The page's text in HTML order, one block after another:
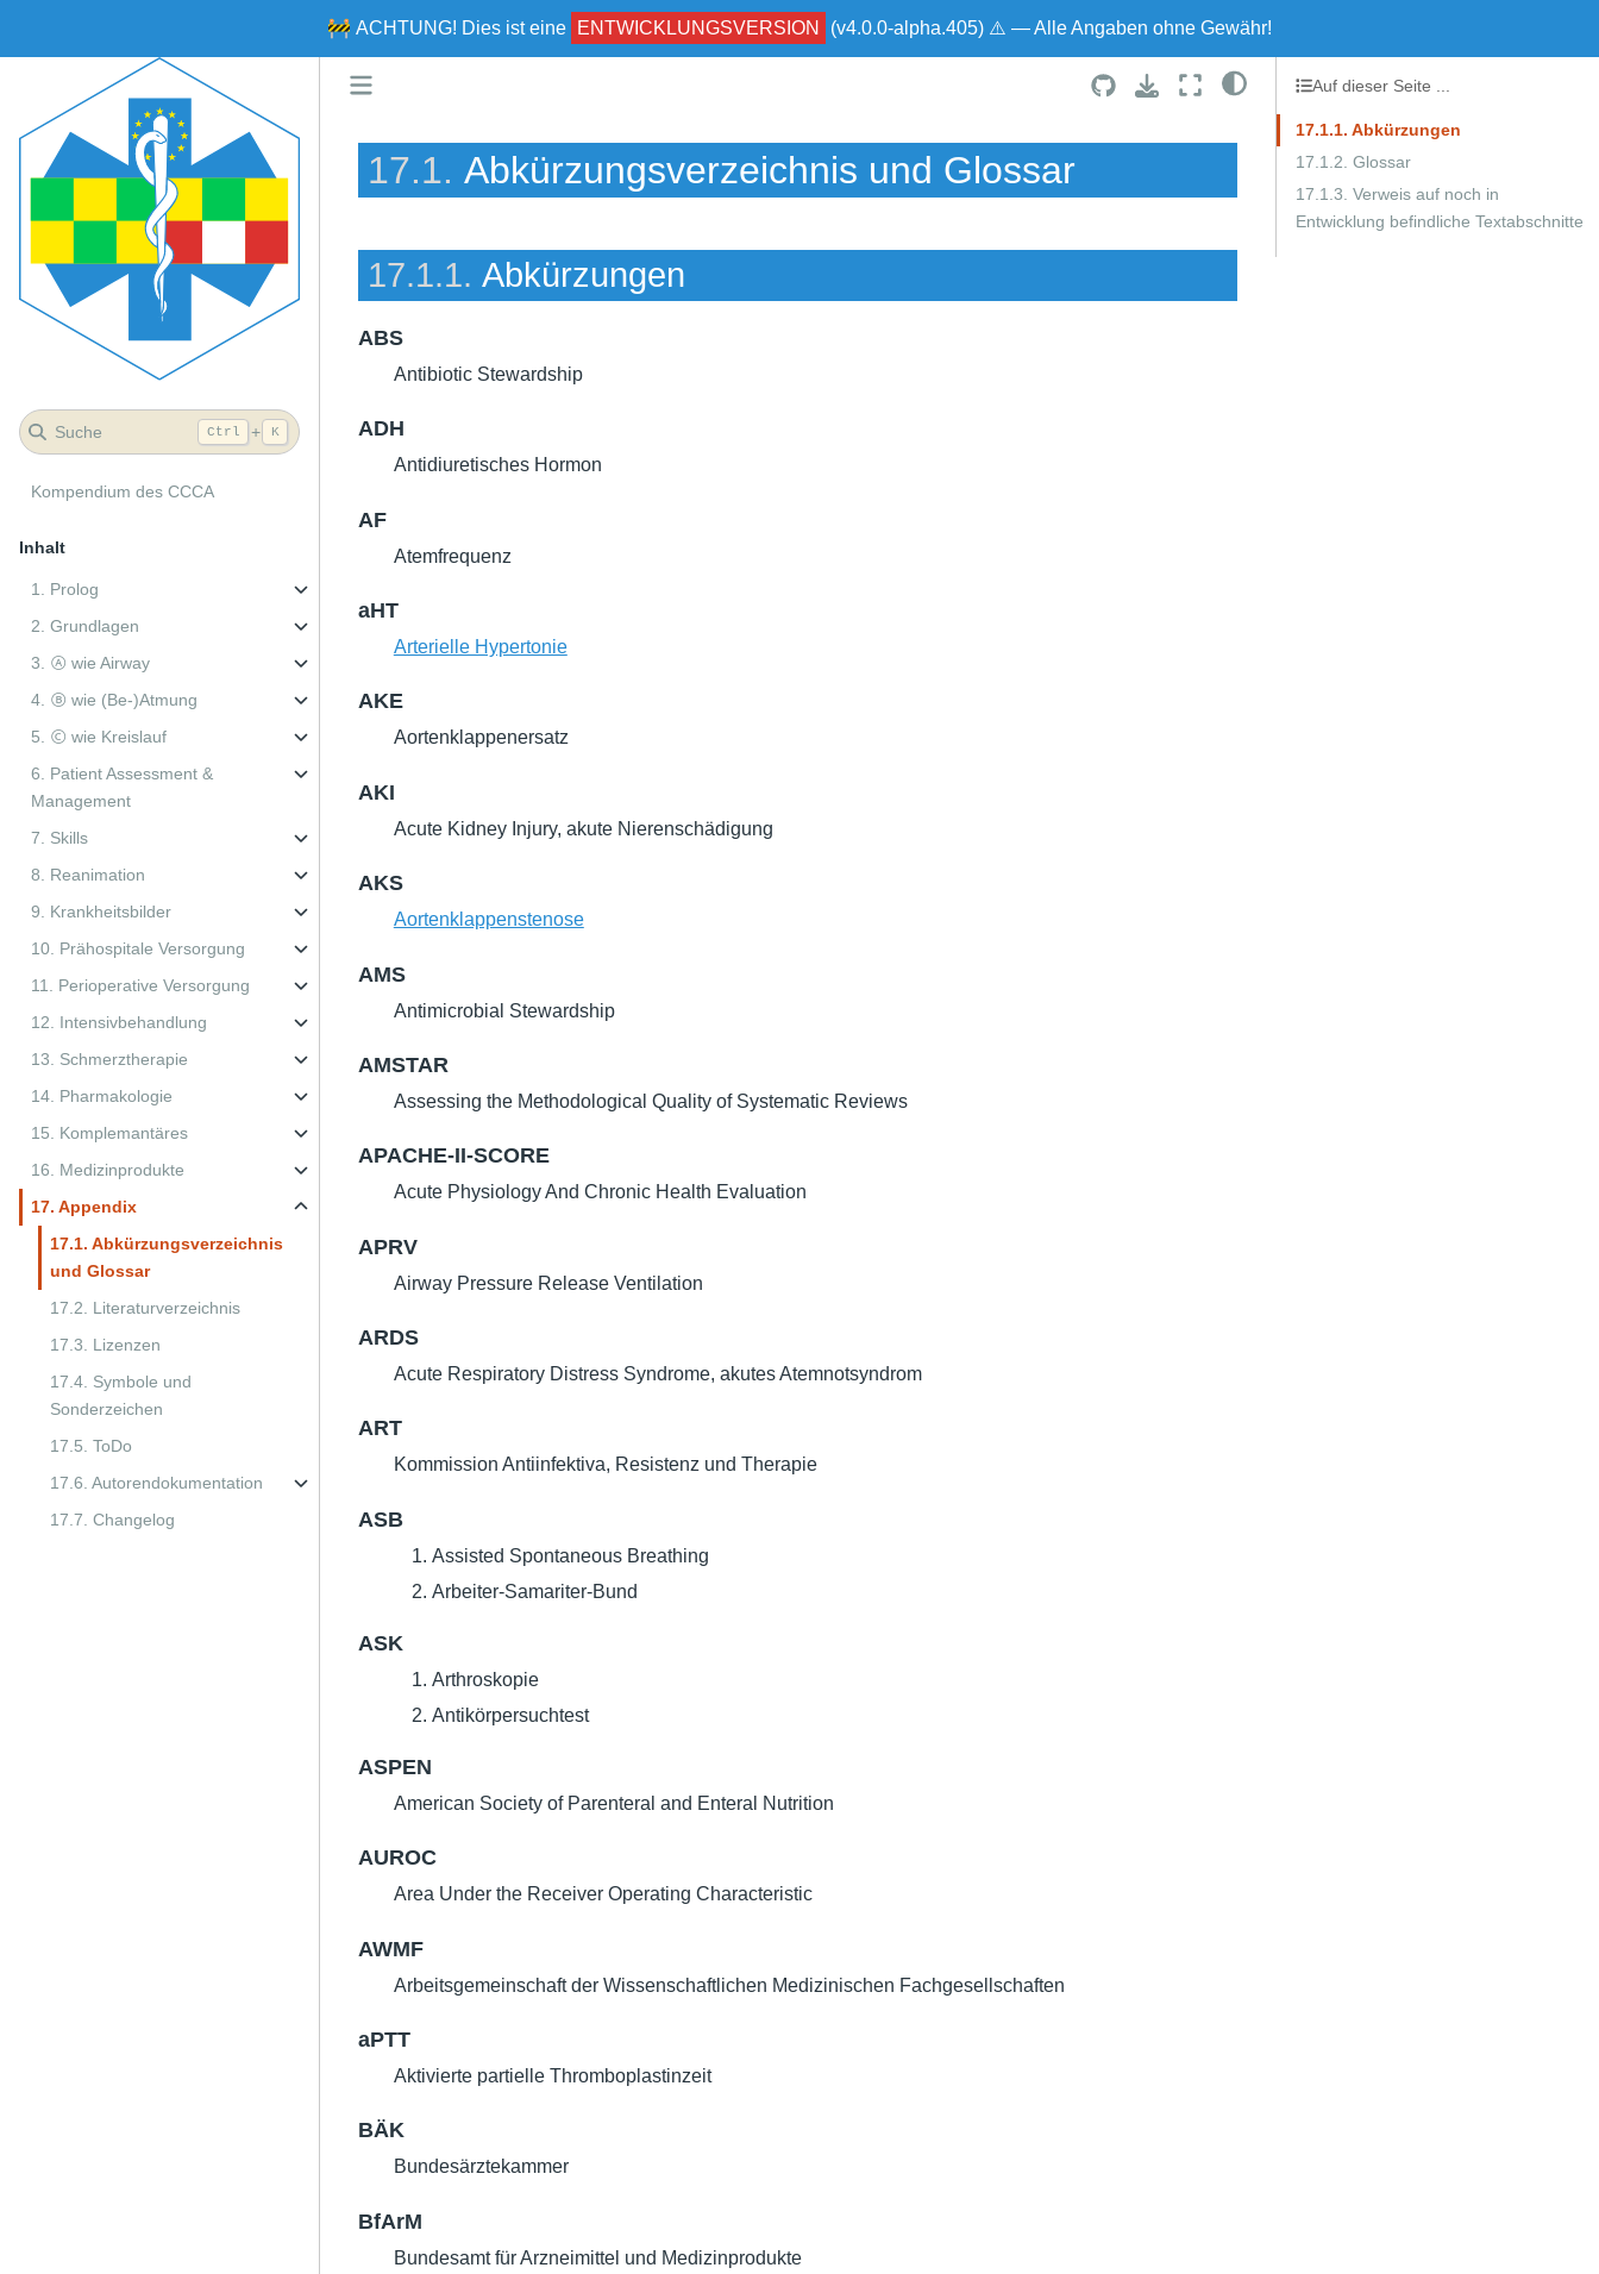
🚧 ACHTUNG! Dies ist eine ENTWICKLUNGSVERSION (v4.0.0-alpha.405) ⚠ — Alle Angaben ohne Gewähr!
Suche Ctrl + K
Kompendium des CCCA
Inhalt
1. Prolog
2. Grundlagen
3. Ⓐ wie Airway
4. Ⓑ wie (Be-)Atmung
5. Ⓒ wie Kreislauf
6. Patient Assessment &
Management
7. Skills
8. Reanimation
9. Krankheitsbilder
10. Prähospitale Versorgung
11. Perioperative Versorgung
12. Intensivbehandlung
13. Schmerztherapie
14. Pharmakologie
15. Komplemantäres
16. Medizinprodukte
17. Appendix
17.1. Abkürzungsverzeichnis
und Glossar
17.2. Literaturverzeichnis
17.3. Lizenzen
17.4. Symbole und
Sonderzeichen
17.5. ToDo
17.6. Autorendokumentation
17.7. Changelog
17.1. Abkürzungsverzeichnis und Glossar
17.1.1. Abkürzungen
ABS
Antibiotic Stewardship
ADH
Antidiuretisches Hormon
AF
Atemfrequenz
aHT
Arterielle Hypertonie
AKE
Aortenklappenersatz
AKI
Acute Kidney Injury, akute Nierenschädigung
AKS
Aortenklappenstenose
AMS
Antimicrobial Stewardship
AMSTAR
Assessing the Methodological Quality of Systematic Reviews
APACHE-II-SCORE
Acute Physiology And Chronic Health Evaluation
APRV
Airway Pressure Release Ventilation
ARDS
Acute Respiratory Distress Syndrome, akutes Atemnotsyndrom
ART
Kommission Antiinfektiva, Resistenz und Therapie
ASB
Assisted Spontaneous Breathing
Arbeiter-Samariter-Bund
ASK
Arthroskopie
Antikörpersuchtest
ASPEN
American Society of Parenteral and Enteral Nutrition
AUROC
Area Under the Receiver Operating Characteristic
AWMF
Arbeitsgemeinschaft der Wissenschaftlichen Medizinischen Fachgesellschaften
aPTT
Aktivierte partielle Thromboplastinzeit
BÄK
Bundesärztekammer
BfArM
Bundesamt für Arzneimittel und Medizinprodukte
Auf dieser Seite ...
17.1.1. Abkürzungen
17.1.2. Glossar
17.1.3. Verweis auf noch in
Entwicklung befindliche Textabschnitte